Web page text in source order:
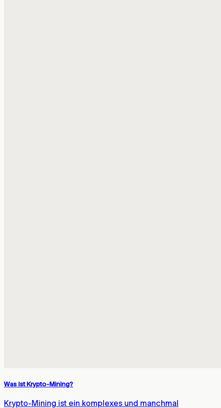
Was Ist Krypto-Mining?
Krypto-Mining ist ein komplexes und manchmal